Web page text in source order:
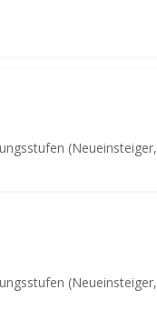
(Neueinsteiger,
(Neueinsteiger,